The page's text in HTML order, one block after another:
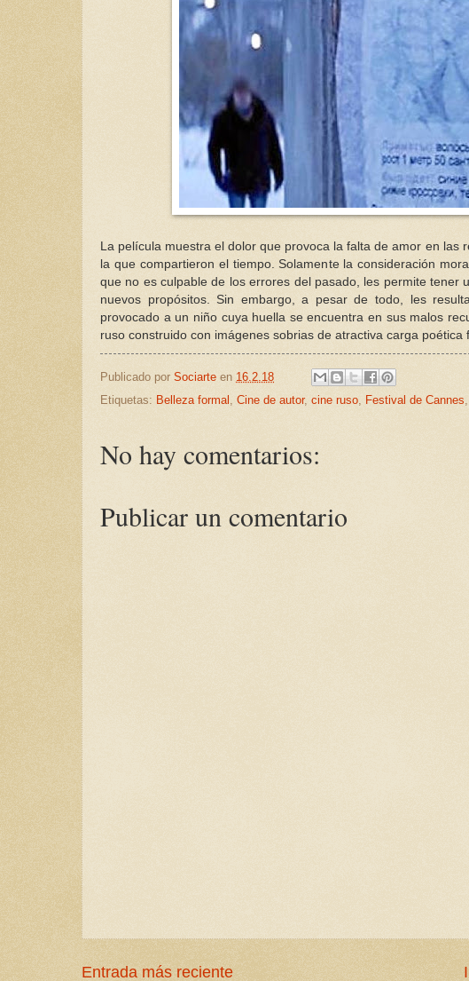
La película muestra el dolor que provoca la falta de amor en
la que compartieron el tiempo. Solamente la consideración
que no es culpable de los errores del pasado, les permite
nuevos propósitos. Sin embargo, a pesar de todo, les
provocado a un niño cuya huella se encuentra en sus malos
ruso construido con imágenes sobrias de atractiva carga
Publicado por Sociarte en 16.2.18
Etiquetas: Belleza formal , Cine de autor, cine ruso, Festival de Cannes,
No hay comentarios:
Publicar un comentario
Entrada más reciente